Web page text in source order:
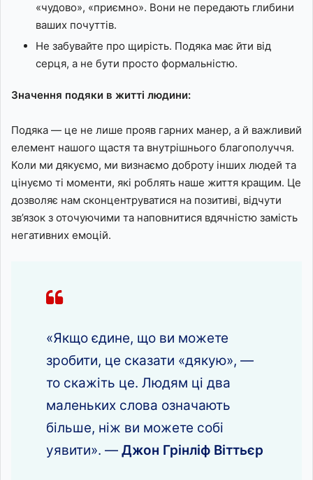
«чудово», «приємно». Вони не передають глибини
ваших почуттів.
Не забувайте про щирість. Подяка має йти від
серця, а не бути просто формальністю.
Значення подяки в житті людини:
Подяка — це не лише прояв гарних манер, а й важливий
елемент нашого щастя та внутрішнього благополуччя.
Коли ми дякуємо, ми визнаємо доброту інших людей та
цінуємо ті моменти, які роблять наше життя кращим. Це
дозволяє нам сконцентруватися на позитиві, відчути
зв’язок з оточуючими та наповнитися вдячністю замість
негативних емоцій.
«Якщо єдине, що ви можете
зробити, це сказати «дякую», —
то скажіть це. Людям ці два
маленьких слова означають
більше, ніж ви можете собі
уявити». — Джон Грінліф Віттьєр